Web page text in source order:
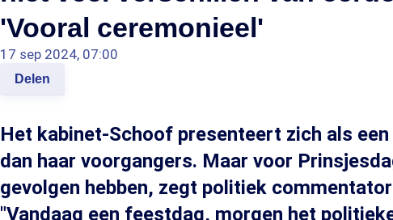
'Vooral ceremonieel'
17 sep 2024, 07:00
Delen
Het kabinet-Schoof presenteert zich als
dan haar voorgangers. Maar voor
gevolgen hebben, zegt politiek
"Vandaag een feestdag, morgen het